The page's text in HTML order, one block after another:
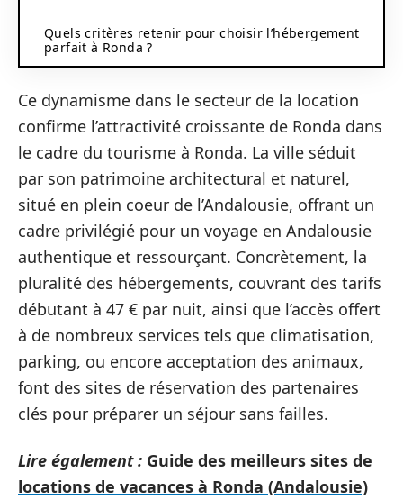
Quels critères retenir pour choisir l’hébergement
parfait à Ronda ?
Ce dynamisme dans le secteur de la location
confirme l’attractivité croissante de Ronda dans
le cadre du tourisme à Ronda. La ville séduit
par son patrimoine architectural et naturel,
situé en plein coeur de l’Andalousie, offrant un
cadre privilégié pour un voyage en Andalousie
authentique et ressourçant. Concrètement, la
pluralité des hébergements, couvrant des tarifs
débutant à 47 € par nuit, ainsi que l’accès offert
à de nombreux services tels que climatisation,
parking, ou encore acceptation des animaux,
font des sites de réservation des partenaires
clés pour préparer un séjour sans failles.
Lire également : Guide des meilleurs sites de
locations de vacances à Ronda (Andalousie)